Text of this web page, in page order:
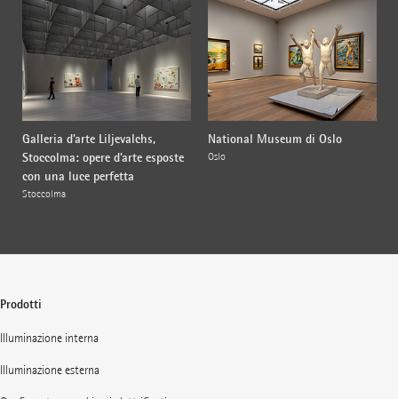
Galleria d’arte Liljevalchs,
Stoccolma: opere d’arte esposte
con una luce perfetta
Stoccolma
National Museum di Oslo
Oslo
Prodotti
Illuminazione interna
Illuminazione esterna